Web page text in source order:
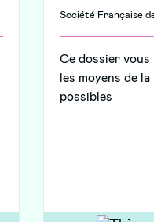
Société Française
Ce dossier vous
les moyens de
possibles